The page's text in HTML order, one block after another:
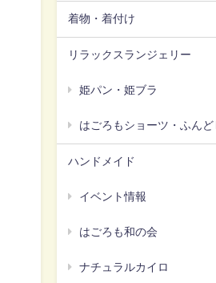
着物・着付け
リラックスランジェリー
姫パン・姫ブラ
はごろもショーツ・ふんど
ハンドメイド
イベント情報
はごろも和の会
ナチュラルカイロ